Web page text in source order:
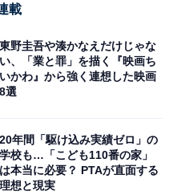
載
東野圭吾や湊かなえだけじゃな
い、「業と罪」を描く『映画ち
いかわ』から強く連想した映画
8選
20年間「駆け込み実績ゼロ」の
学校も…「こども110番の家」
は本当に必要？ PTAが直面する
理想と現実